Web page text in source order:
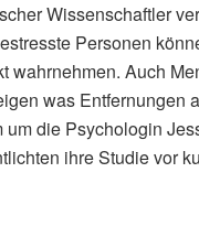
Wissenschaftler
Personen
wahrnehmen. Auch
was Entfernungen
die Psychologin
ihre Studie vor